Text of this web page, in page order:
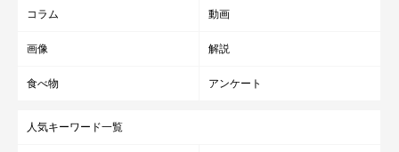
コラム 動画
画像 解説
食べ物 アンケート
人気キーワード一覧